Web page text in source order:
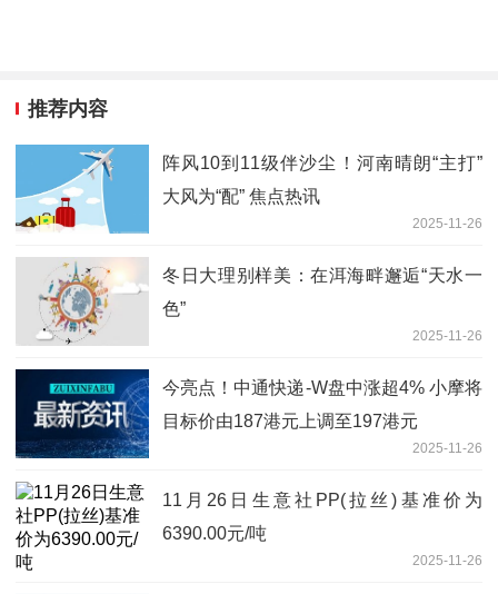
推荐内容
阵风10到11级伴沙尘！河南晴朗“主打”
大风为“配” 焦点热讯
2025-11-26
冬日大理别样美：在洱海畔邂逅“天水一
色”
2025-11-26
今亮点！中通快递-W盘中涨超4% 小摩将
目标价由187港元上调至197港元
2025-11-26
11月26日生意社PP(拉丝)基准价为
6390.00元/吨
2025-11-26